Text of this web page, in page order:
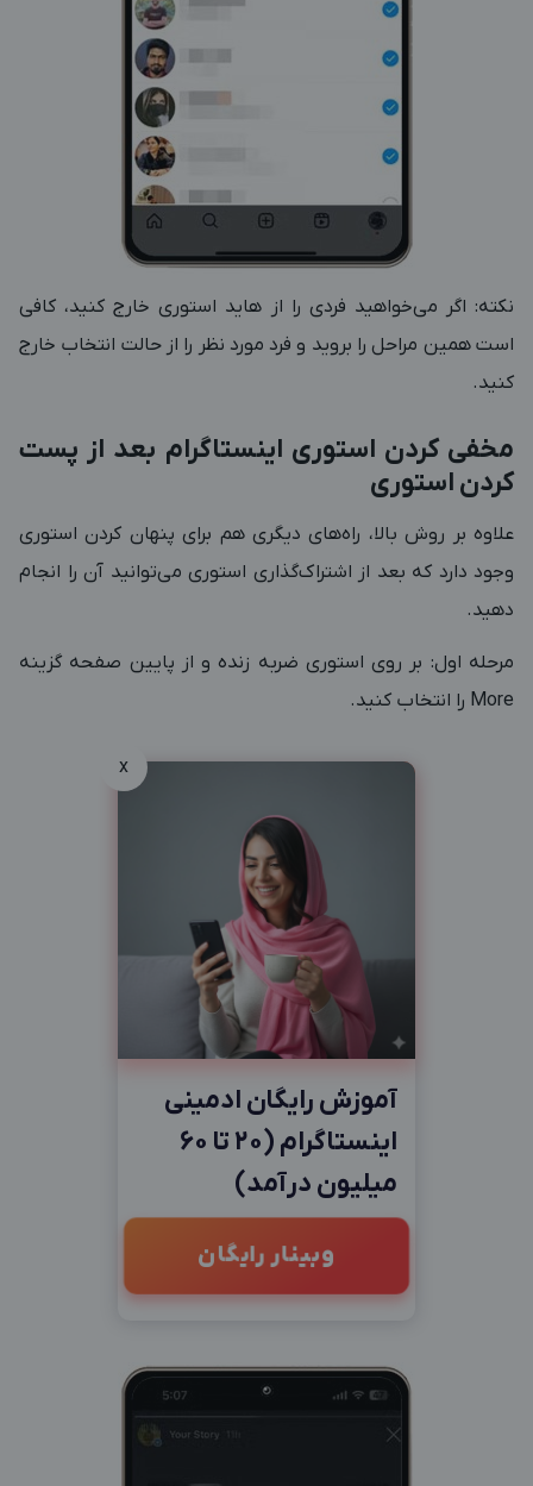
نکته: اگر می‌خواهید فردی را از هاید استوری خارج کنید، کافی
است همین مراحل را بروید و فرد مورد نظر را از حالت انتخاب خارج
کنید.
مخفی کردن استوری اینستاگرام بعد از پست
کردن استوری
علاوه بر روش بالا، راه‌های دیگری هم برای پنهان کردن استوری
وجود دارد که بعد از اشتراک‌گذاری استوری می‌توانید آن را انجام
دهید.
مرحله اول: بر روی استوری ضربه زنده و از پایین صفحه گزینه
More را انتخاب کنید.
x
آموزش رایگان ادمینی
اینستاگرام (20 تا 60
میلیون درآمد)
وبینار رایگان